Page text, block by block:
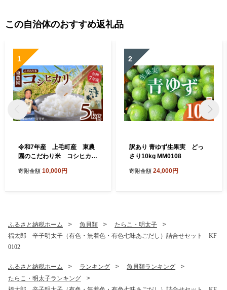
この自治体のおすすめ返礼品
1
令和7年産 上毛町産 東農
園のこだわり米 コシヒカ
寄附金額 10,000円
2
訳あり 青ゆず生果実 どっ
さり10kg MM0108
寄附金額 24,000円
ふるさと納税ホーム 魚貝類
たらこ・明太子
福太郎 辛子明太子（有色・無着色・有色七味あごだし）詰合せセット KF
0102
ふるさと納税ホーム ランキング
魚貝類ランキング
たらこ・明太子ランキング